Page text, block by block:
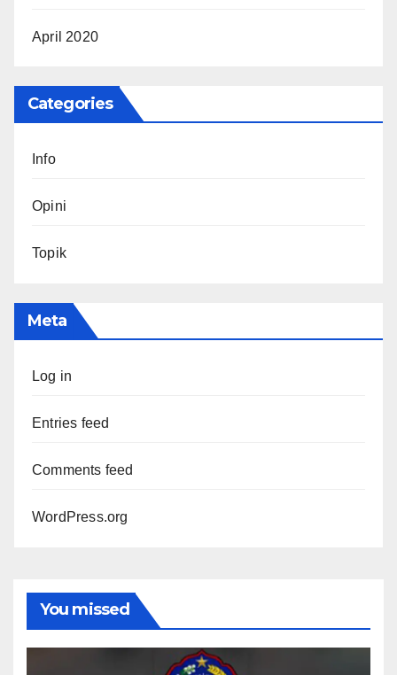
April 2020
Categories
Info
Opini
Topik
Meta
Log in
Entries feed
Comments feed
WordPress.org
You missed